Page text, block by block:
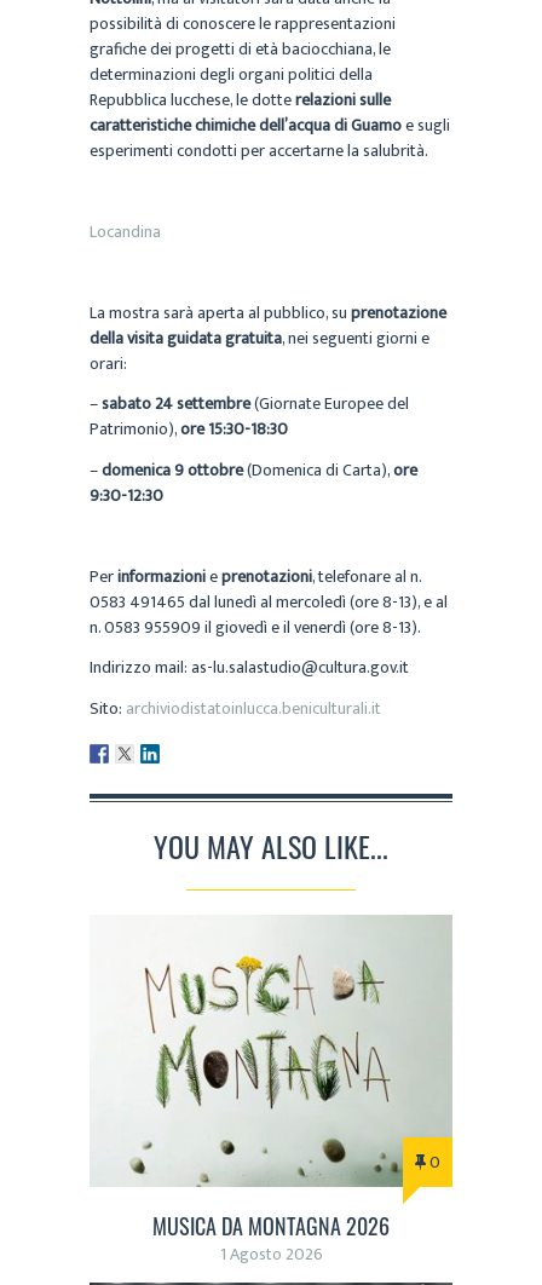
possibilità di conoscere le rappresentazioni
grafiche dei progetti di età baciocchiana, le
determinazioni degli organi politici della
Repubblica lucchese, le dotterelazioni sulle
caratteristiche chimiche dell’acqua di Guamoe sugli
esperimenti condotti per accertarne la salubrità.
Locandina
La mostra sarà aperta al pubblico, suprenotazione
della visita guidata gratuita, nei seguenti giorni e
orari:
–sabato 24 settembre(Giornate Europee del
Patrimonio),ore 15:30-18:30
–domenica 9 ottobre(Domenica di Carta),ore
9:30-12:30
Perinformazionieprenotazioni, telefonare al n.
0583 491465 dal lunedì al mercoledì (ore 8-13), e al
n. 0583 955909 il giovedì e il venerdì (ore 8-13).
Indirizzo mail: as-lu.salastudio@cultura.gov.it
Sito: archiviodistatoinlucca.beniculturali.it
YOU MAY ALSO LIKE...
0
MUSICA DA MONTAGNA 2026
1 Agosto 2026